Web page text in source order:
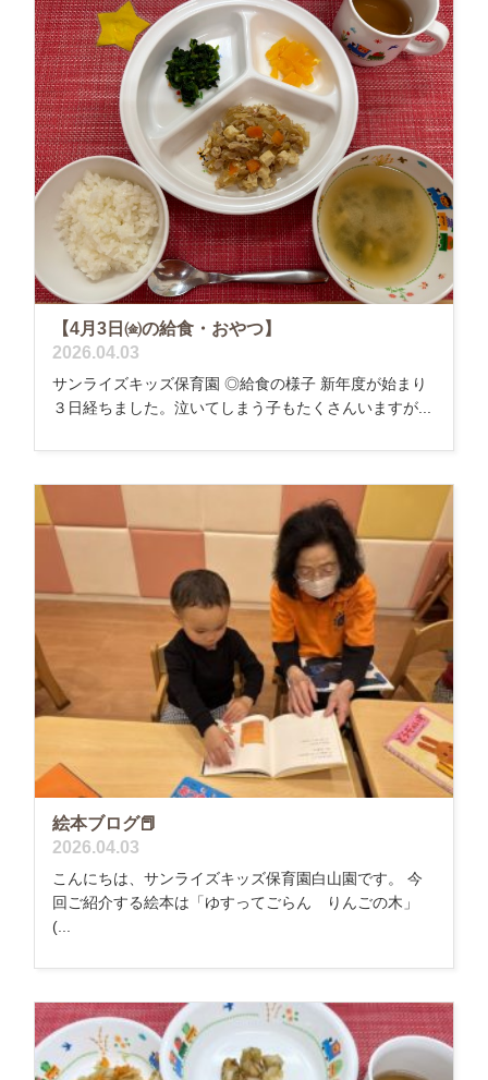
【4月3日㈮の給食・おやつ】
2026.04.03
サンライズキッズ保育園 ◎給食の様子 新年度が始まり
３日経ちました。泣いてしまう子もたくさんいますが...
絵本ブログ📕
2026.04.03
こんにちは、サンライズキッズ保育園白山園です。 今
回ご紹介する絵本は「ゆすってごらん りんごの木」
(...